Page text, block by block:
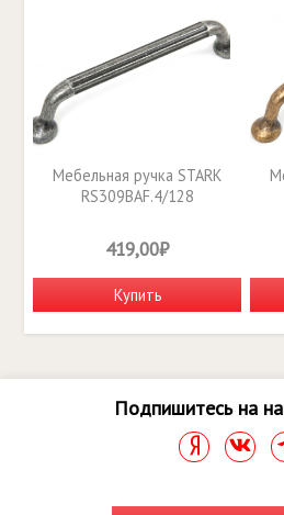
Мебельная ручка STARK
RS309BAF.4/128
419,00₽
Купить
Подпишитесь на